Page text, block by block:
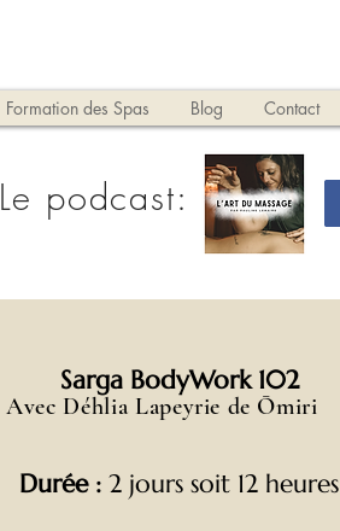
Formation des Spas Blog Contact
Le podcast:
Sarga BodyWork 102
Durée : 2 jours soit 12 heures
Avec Déhlia Lapeyrie de Ōmiri